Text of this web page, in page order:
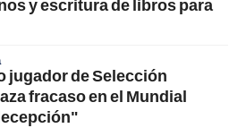
y escritura de libros para
jugador de Selección
fracaso en el Mundial